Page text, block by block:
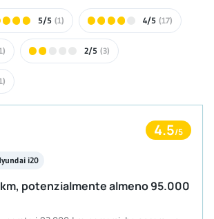
5/5 (1) 4/5 (17)
2/5 (3)
4.5/5
i20
potenzialmente almeno 95.000